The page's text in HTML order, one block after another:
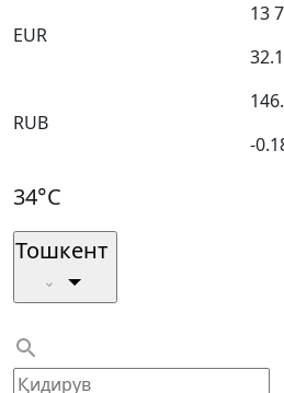
EUR
13
RUB
-
34°C
Тошкент